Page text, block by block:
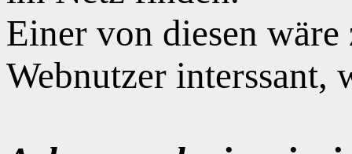
Einer von diesen
Webnutzer interssant,